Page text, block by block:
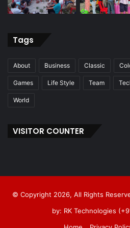
Tags
About Business Classic
Games Life Style Team
World
VISITOR COUNTER
© Copyright 2026, All Rights
by: RK Technologies